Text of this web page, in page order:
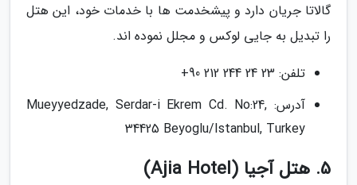
گالاتا جریان دارد و پیشخدمت ها با خدمات خود، این هتل
را تبدیل به جایی لوکس و مجلل نموده اند.
تلفن: 23 24 244 212 90+
آدرس: Mueyyedzade, Serdar-i Ekrem Cd. No:24,
34425 Beyoglu/Istanbul, Turkey
5. هتل آجیا (Ajia Hotel)